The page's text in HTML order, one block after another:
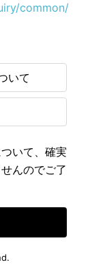
common/
いて
いて、確実
んのでご了